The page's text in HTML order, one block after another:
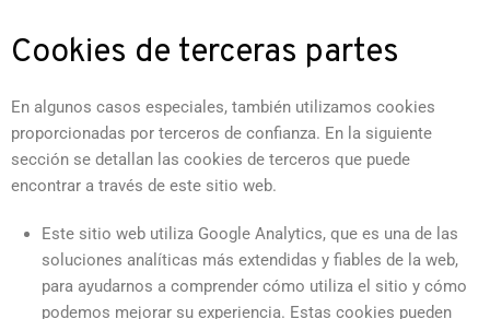
Cookies de terceras partes
En algunos casos especiales, también utilizamos cookies
proporcionadas por terceros de confianza. En la siguiente
sección se detallan las cookies de terceros que puede
encontrar a través de este sitio web.
Este sitio web utiliza Google Analytics, que es una de las
soluciones analíticas más extendidas y fiables de la web,
para ayudarnos a comprender cómo utiliza el sitio y cómo
podemos mejorar su experiencia. Estas cookies pueden